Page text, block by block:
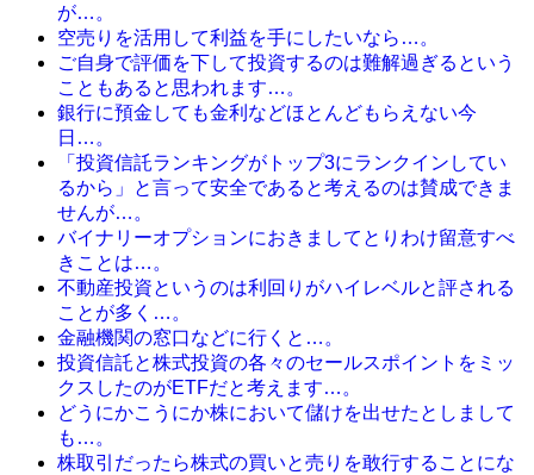
が…。
空売りを活用して利益を手にしたいなら…。
ご自身で評価を下して投資するのは難解過ぎるという
こともあると思われます…。
銀行に預金しても金利などほとんどもらえない今
日…。
「投資信託ランキングがトップ3にランクインしてい
るから」と言って安全であると考えるのは賛成できま
せんが…。
バイナリーオプションにおきましてとりわけ留意すべ
きことは…。
不動産投資というのは利回りがハイレベルと評される
ことが多く…。
金融機関の窓口などに行くと…。
投資信託と株式投資の各々のセールスポイントをミッ
クスしたのがETFだと考えます…。
どうにかこうにか株において儲けを出せたとしまして
も…。
株取引だったら株式の買いと売りを敢行することにな